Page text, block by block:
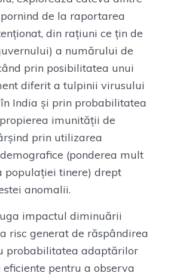
de la raportarea
din rațiuni ce țin de
a numărului de
prin posibilitatea unui
diferit a tulpinii virusului
India și prin probabilitatea
imunității de
prin utilizarea
(ponderea mult
populației tinere) drept
anomalii.
impactul diminuării
risc generat de răspândirea
probabilitatea adaptărilor
pentru a observa